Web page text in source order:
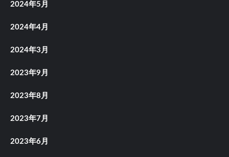
2024年5月
2024年4月
2024年3月
2023年9月
2023年8月
2023年7月
2023年6月